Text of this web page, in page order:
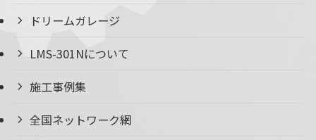
ドリームガレージ
LMS-301Nについて
施工事例集
全国ネットワーク網